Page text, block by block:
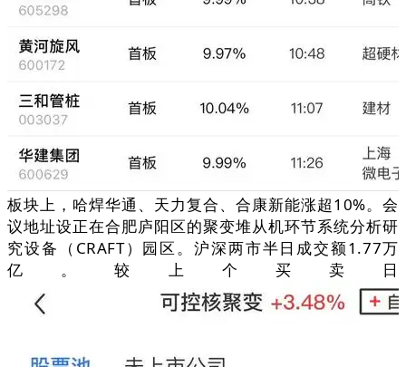
板块上，哈焊华通、天力复合、合康新能涨超10%。会
议地址设正在合肥庐阳区的聚变堆从机环节系统分析研
究设备（CRAFT）园区。沪深两市半日成交额1.77万
亿。较上个买卖日